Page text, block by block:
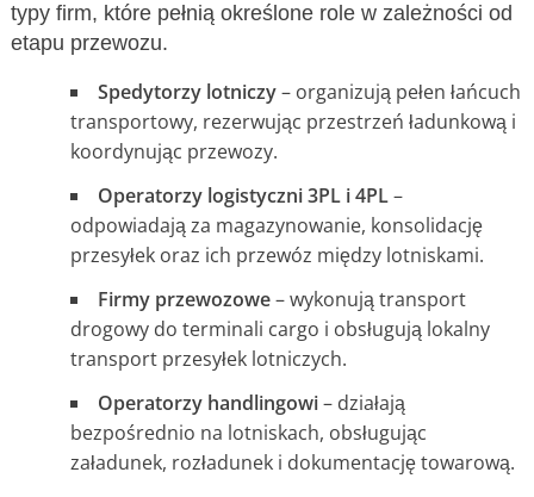
typy firm, które pełnią określone role w zależności od
etapu przewozu.
Spedytorzy lotniczy– organizują pełen łańcuch
transportowy, rezerwując przestrzeń ładunkową i
koordynując przewozy.
Operatorzy logistyczni 3PL i 4PL–
odpowiadają za magazynowanie, konsolidację
przesyłek oraz ich przewóz między lotniskami.
Firmy przewozowe– wykonują transport
drogowy do terminali cargo i obsługują lokalny
transport przesyłek lotniczych.
Operatorzy handlingowi– działają
bezpośrednio na lotniskach, obsługując
załadunek, rozładunek i dokumentację towarową.